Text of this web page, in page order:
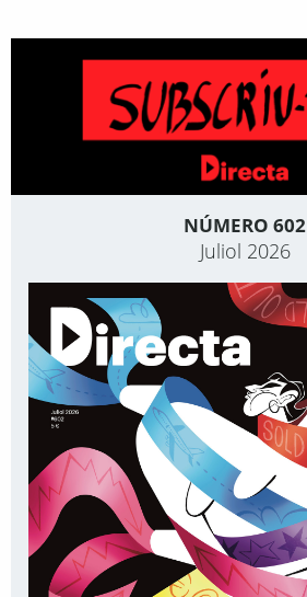
NÚMERO 602
Juliol 2026